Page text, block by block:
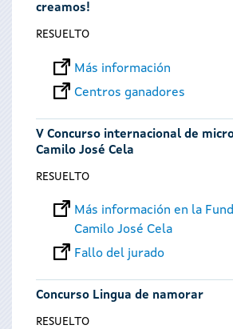
creamos!
RESUELTO
Más información
Centros ganadores
V Concurso internacional de
Camilo José Cela
RESUELTO
Más información en la
Camilo José Cela
Fallo del jurado
Concurso Lingua de namorar
RESUELTO